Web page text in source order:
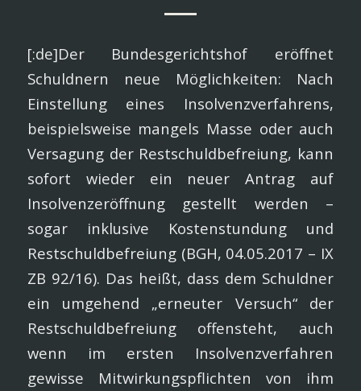
[:de]Der Bundesgerichtshof eröffnet
Schuldnern neue Möglichkeiten: Nach
Einstellung eines Insolvenzverfahrens,
beispielsweise mangels Masse oder auch
Versagung der Restschuldbefreiung, kann
sofort wieder ein neuer Antrag auf
Insolvenzeröffnung gestellt werden –
sogar inklusive Kostenstundung und
Restschuldbefreiung (BGH, 04.05.2017 – IX
ZB 92/16). Das heißt, dass dem Schuldner
ein umgehend „erneuter Versuch“ der
Restschuldbefreiung offensteht, auch
wenn im ersten Insolvenzverfahren
gewisse Mitwirkungspflichten von ihm